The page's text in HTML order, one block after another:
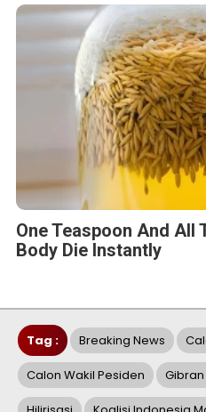
One Teaspoon And All
Body Die Instantly
Tag : Breaking News
Calon Wakil Pesiden